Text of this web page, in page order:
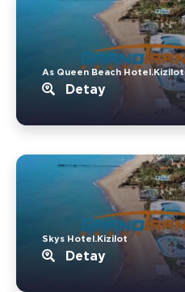
As Queen Beach Hotel.Kizilot
Detay
Skys Hotel.Kizilot
Detay